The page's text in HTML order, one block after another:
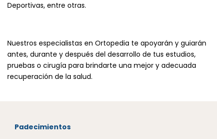
Deportivas, entre otras.
Nuestros especialistas en Ortopedia te apoyarán y guiarán
antes, durante y después del desarrollo de tus estudios,
pruebas o cirugía para brindarte una mejor y adecuada
recuperación de la salud.
Padecimientos